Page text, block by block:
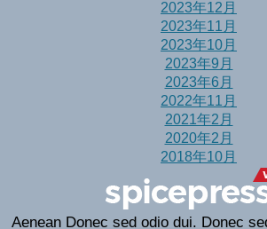
2023年12月
2023年11月
2023年10月
2023年9月
2023年6月
2022年11月
2021年2月
2020年2月
2018年10月
Aenean Donec sed odio dui. Donec